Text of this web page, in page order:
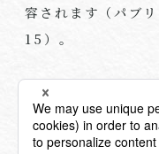
容されます（パブ
15）。
CONTENTS 04